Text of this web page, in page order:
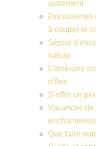
autrement
Découvertes
à couper le
Séjour
nature
L’itinéraire
d’îles
S’offrir un
Vacances
Que faire